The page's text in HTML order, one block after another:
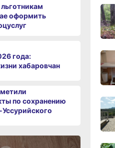
оформить
года:
хабаровчан
по сохранению
19:06,